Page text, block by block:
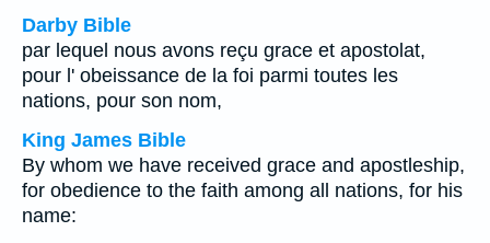
Darby Bible
par lequel nous avons reçu grace et apostolat,
pour l' obeissance de la foi parmi toutes les
nations, pour son nom,
King James Bible
By whom we have received grace and apostleship,
for obedience to the faith among all nations, for his
name: